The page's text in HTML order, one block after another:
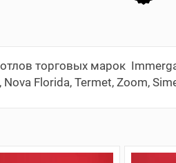
торговых марок
Florida, Termet, Zoom,